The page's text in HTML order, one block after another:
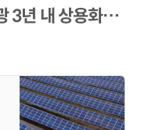
3년 내 상용화…